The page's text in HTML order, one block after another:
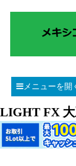
メニューを開
LIGHT FX